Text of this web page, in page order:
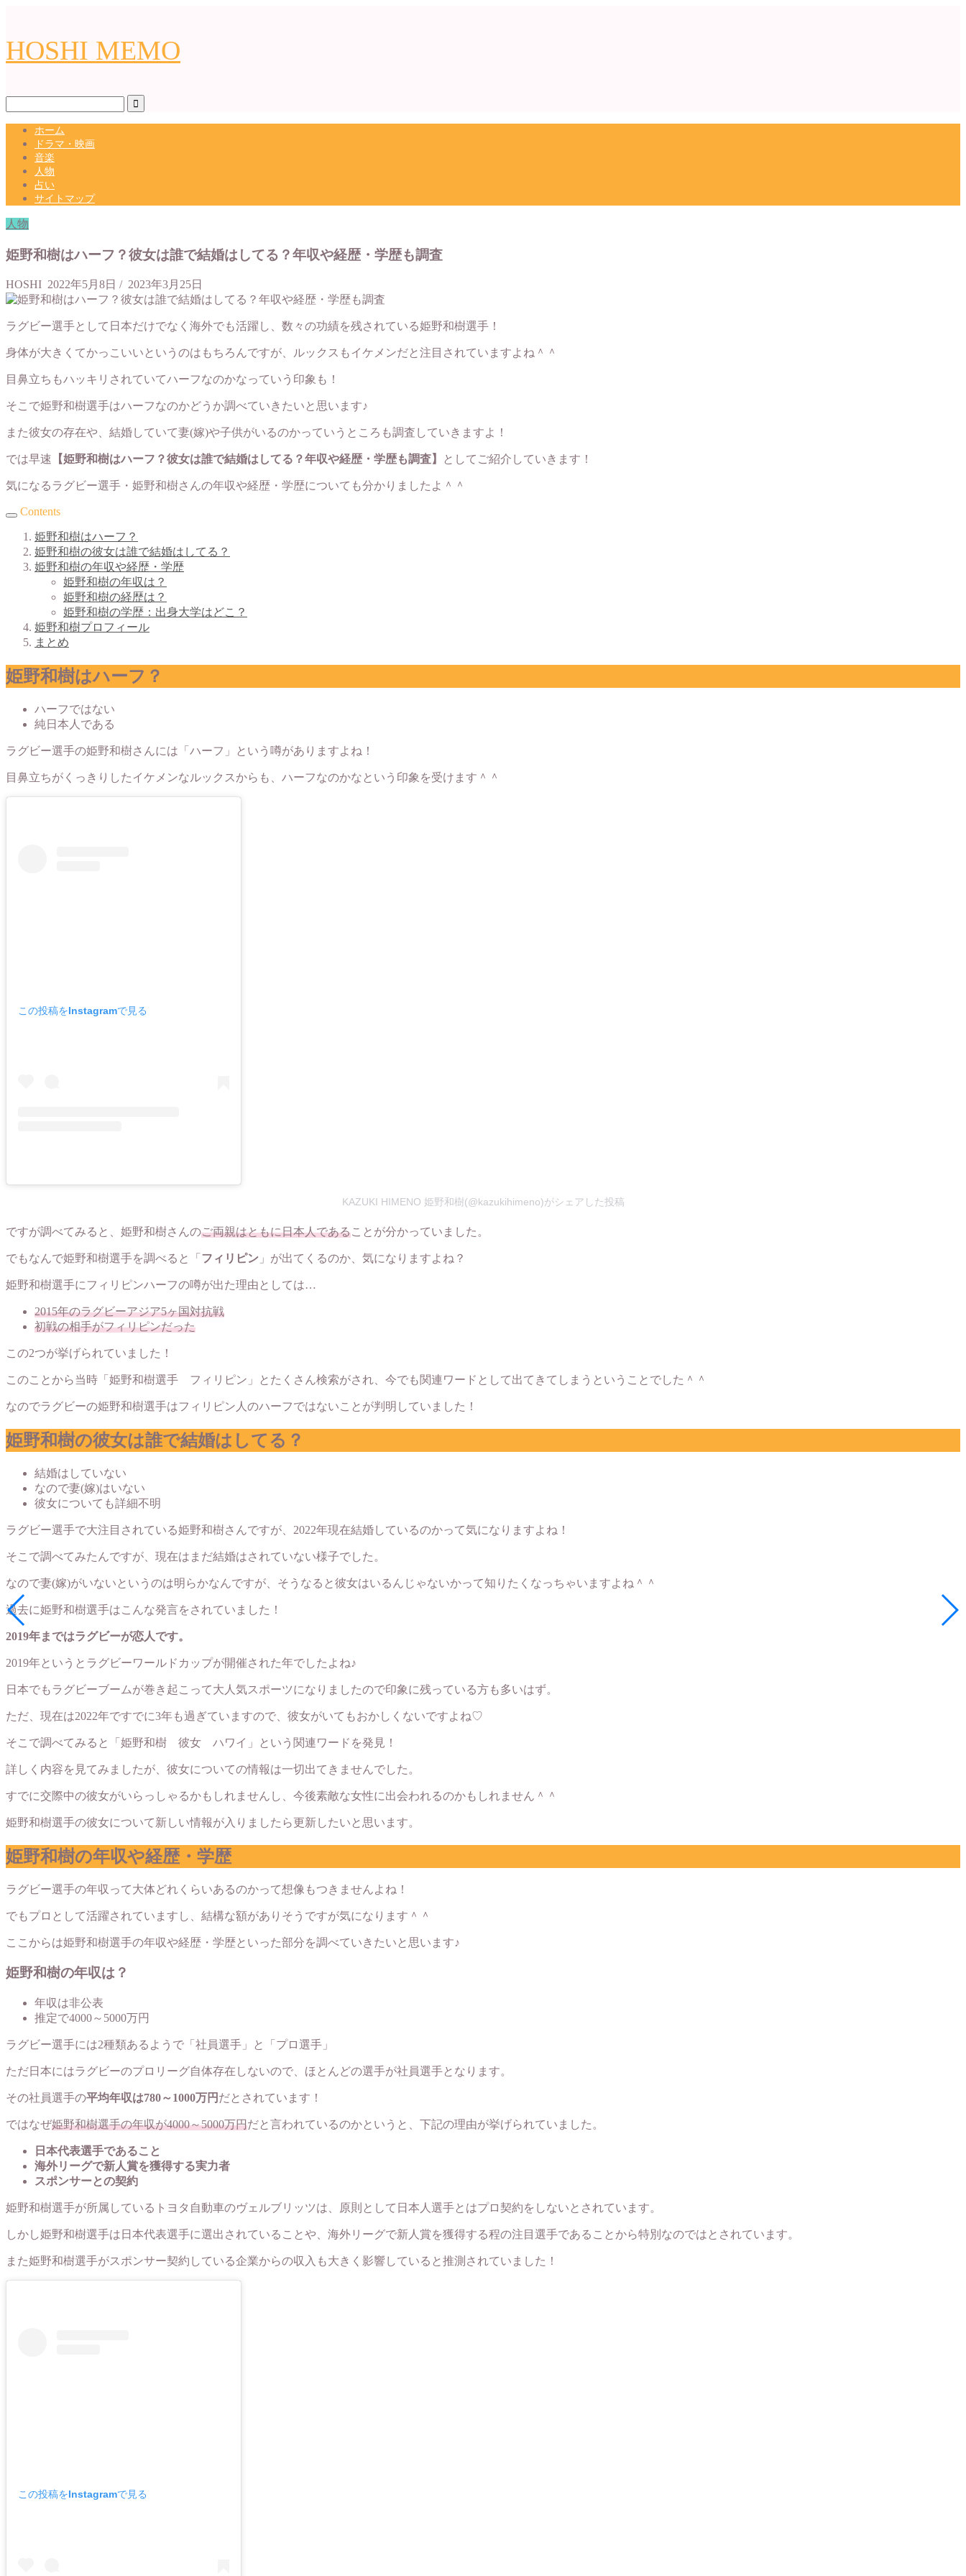
HOSHI MEMO
ホーム
ドラマ・映画
音楽
人物
占い
サイトマップ
人物
姫野和樹はハーフ？彼女は誰で結婚はしてる？年収や経歴・学歴も調査
HOSHI 2022年5月8日 / 2023年3月25日
ラグビー選手として日本だけでなく海外でも活躍し、数々の功績を残されている姫野和樹選手！
身体が大きくてかっこいいというのはもちろんですが、ルックスもイケメンだと注目されていますよね＾＾
目鼻立ちもハッキリされていてハーフなのかなっていう印象も！
そこで姫野和樹選手はハーフなのかどうか調べていきたいと思います♪
また彼女の存在や、結婚していて妻(嫁)や子供がいるのかっていうところも調査していきますよ！
では早速 【姫野和樹はハーフ？彼女は誰で結婚はしてる？年収や経歴・学歴も調査】 としてご紹介していきます！
気になるラグビー選手・姫野和樹さんの年収や経歴・学歴についても分かりましたよ＾＾
Contents
姫野和樹はハーフ？
姫野和樹の彼女は誰で結婚はしてる？
姫野和樹の年収や経歴・学歴
姫野和樹の年収は？
姫野和樹の経歴は？
姫野和樹の学歴：出身大学はどこ？
姫野和樹プロフィール
まとめ
姫野和樹はハーフ？
ハーフではない
純日本人である
ラグビー選手の姫野和樹さんには「ハーフ」という噂がありますよね！
目鼻立ちがくっきりしたイケメンなルックスからも、ハーフなのかなという印象を受けます＾＾
この投稿をInstagramで見る
KAZUKI HIMENO 姫野和樹(@kazukihimeno)がシェアした投稿
ですが調べてみると、姫野和樹さんのご両親はともに日本人であることが分かっていました。
でもなんで姫野和樹選手を調べると「 フィリピン 」が出てくるのか、気になりますよね？
姫野和樹選手にフィリピンハーフの噂が出た理由としては…
2015年のラグビーアジア5ヶ国対抗戦
初戦の相手がフィリピンだった
この2つが挙げられていました！
このことから当時「姫野和樹選手 フィリピン」とたくさん検索がされ、今でも関連ワードとして出てきてしまうということでした＾＾
なのでラグビーの姫野和樹選手はフィリピン人のハーフではないことが判明していました！
姫野和樹の彼女は誰で結婚はしてる？
結婚はしていない
なので妻(嫁)はいない
彼女についても詳細不明
ラグビー選手で大注目されている姫野和樹さんですが、2022年現在結婚しているのかって気になりますよね！
そこで調べてみたんですが、現在はまだ結婚はされていない様子でした。
なので妻(嫁)がいないというのは明らかなんですが、そうなると彼女はいるんじゃないかって知りたくなっちゃいますよね＾＾
過去に姫野和樹選手はこんな発言をされていました！
2019年まではラグビーが恋人です。
2019年というとラグビーワールドカップが開催された年でしたよね♪
日本でもラグビーブームが巻き起こって大人気スポーツになりましたので印象に残っている方も多いはず。
ただ、現在は2022年ですでに3年も過ぎていますので、彼女がいてもおかしくないですよね♡
そこで調べてみると「姫野和樹 彼女 ハワイ」という関連ワードを発見！
詳しく内容を見てみましたが、彼女についての情報は一切出てきませんでした。
すでに交際中の彼女がいらっしゃるかもしれませんし、今後素敵な女性に出会われるのかもしれません＾＾
姫野和樹選手の彼女について新しい情報が入りましたら更新したいと思います。
姫野和樹の年収や経歴・学歴
ラグビー選手の年収って大体どれくらいあるのかって想像もつきませんよね！
でもプロとして活躍されていますし、結構な額がありそうですが気になります＾＾
ここからは姫野和樹選手の年収や経歴・学歴といった部分を調べていきたいと思います♪
姫野和樹の年収は？
年収は非公表
推定で4000～5000万円
ラグビー選手には2種類あるようで「社員選手」と「プロ選手」
ただ日本にはラグビーのプロリーグ自体存在しないので、ほとんどの選手が社員選手となります。
その社員選手の平均年収は780～1000万円 だとされています！
ではなぜ姫野和樹選手の年収が4000～5000万円だと言われているのかというと、下記の理由が挙げられていました。
日本代表選手であること
海外リーグで新人賞を獲得する実力者
スポンサーとの契約
姫野和樹選手が所属しているトヨタ自動車のヴェルブリッツは、原則として日本人選手とはプロ契約をしないとされています。
しかし姫野和樹選手は日本代表選手に選出されていることや、海外リーグで新人賞を獲得する程の注目選手であることから特別なのではとされています。
また姫野和樹選手がスポンサー契約している企業からの収入も大きく影響していると推測されていました！
この投稿をInstagramで見る